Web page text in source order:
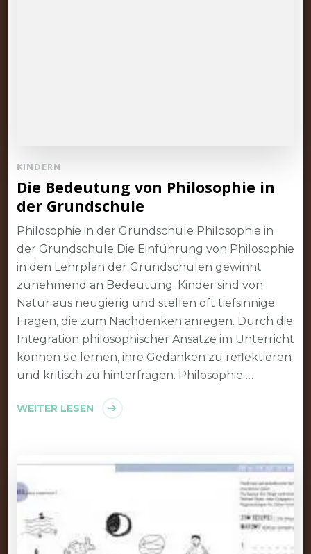
KINDERN
Die Bedeutung von Philosophie in
der Grundschule
Philosophie in der Grundschule Philosophie in
der Grundschule Die Einführung von Philosophie
in den Lehrplan der Grundschulen gewinnt
zunehmend an Bedeutung. Kinder sind von
Natur aus neugierig und stellen oft tiefsinnige
Fragen, die zum Nachdenken anregen. Durch die
Integration philosophischer Ansätze im Unterricht
können sie lernen, ihre Gedanken zu reflektieren
und kritisch zu hinterfragen. Philosophie …
WEITER LESEN